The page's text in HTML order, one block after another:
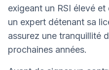
exigeant un RSI élevé
un expert détenant sa
assurez une tranquillité
prochaines années.